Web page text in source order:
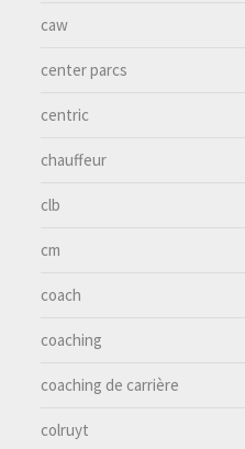
caw
center parcs
centric
chauffeur
clb
cm
coach
coaching
coaching de carrière
colruyt